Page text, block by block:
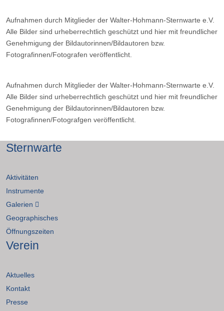
Aufnahmen durch Mitglieder der Walter-Hohmann-Sternwarte e.V.
Alle Bilder sind urheberrechtlich geschützt und hier mit freundlicher
Genehmigung der Bildautorinnen/Bildautoren bzw.
Fotografinnen/Fotografen veröffentlicht.
Aufnahmen durch Mitglieder der Walter-Hohmann-Sternwarte e.V.
Alle Bilder sind urheberrechtlich geschützt und hier mit freundlicher
Genehmigung der Bildautorinnen/Bildautoren bzw.
Fotografinnen/Fotografgen veröffentlicht.
Sternwarte
Aktivitäten
Instrumente
Galerien
Geographisches
Öffnungszeiten
Verein
Aktuelles
Kontakt
Presse